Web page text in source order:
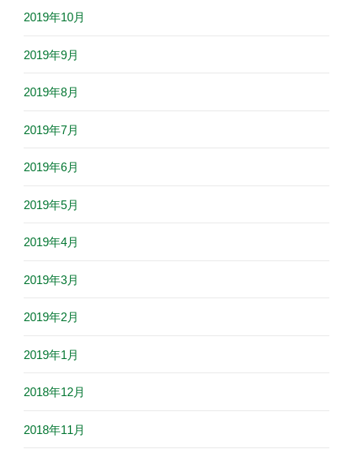
2019年10月
2019年9月
2019年8月
2019年7月
2019年6月
2019年5月
2019年4月
2019年3月
2019年2月
2019年1月
2018年12月
2018年11月